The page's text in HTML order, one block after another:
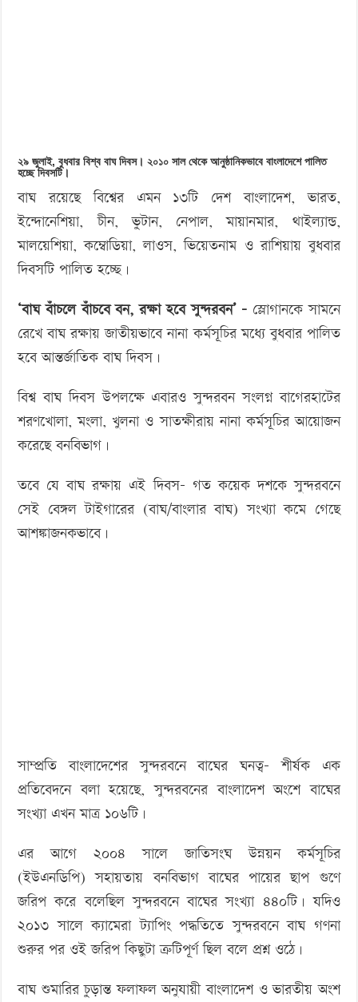
২৯ জুলাই, বুধবার বিশ্ব বাঘ দিবস। ২০১০ সাল থেকে আনুষ্ঠানিকভাবে বাংলাদেশে পালিত
হচ্ছে দিবসটি।
বাঘ রয়েছে বিশ্বের এমন ১৩টি দেশ বাংলাদেশ, ভারত,
ইন্দোনেশিয়া, চীন, ভুটান, নেপাল, মায়ানমার, থাইল্যান্ড,
মালয়েশিয়া, কম্বোডিয়া, লাওস, ভিয়েতনাম ও রাশিয়ায় বুধবার
দিবসটি পালিত হচ্ছে।
‘বাঘ বাঁচলে বাঁচবে বন, রক্ষা হবে সুন্দরবন’ – স্লোগানকে সামনে
রেখে বাঘ রক্ষায় জাতীয়ভাবে নানা কর্মসূচির মধ্যে বুধবার পালিত
হবে আন্তর্জাতিক বাঘ দিবস।
বিশ্ব বাঘ দিবস উপলক্ষে এবারও সুন্দরবন সংলগ্ন বাগেরহাটের
শরণখোলা, মংলা, খুলনা ও সাতক্ষীরায় নানা কর্মসূচির আয়োজন
করেছে বনবিভাগ।
তবে যে বাঘ রক্ষায় এই দিবস- গত কয়েক দশকে সুন্দরবনে
সেই বেঙ্গল টাইগারের (বাঘ/বাংলার বাঘ) সংখ্যা কমে গেছে
আশঙ্কাজনকভাবে।
সাম্প্রতি বাংলাদেশের সুন্দরবনে বাঘের ঘনত্ব- শীর্ষক এক
প্রতিবেদনে বলা হয়েছে, সুন্দরবনের বাংলাদেশ অংশে বাঘের
সংখ্যা এখন মাত্র ১০৬টি।
এর আগে ২০০৪ সালে জাতিসংঘ উন্নয়ন কর্মসূচির
(ইউএনডিপি) সহায়তায় বনবিভাগ বাঘের পায়ের ছাপ গুণে
জরিপ করে বলেছিল সুন্দরবনে বাঘের সংখ্যা ৪৪০টি। যদিও
২০১৩ সালে ক্যামেরা ট্যাপিং পদ্ধতিতে সুন্দরবনে বাঘ গণনা
শুরুর পর ওই জরিপ কিছুটা ত্রুটিপূর্ণ ছিল বলে প্রশ্ন ওঠে।
বাঘ শুমারির চুড়ান্ত ফলাফল অনুযায়ী বাংলাদেশ ও ভারতীয় অংশ